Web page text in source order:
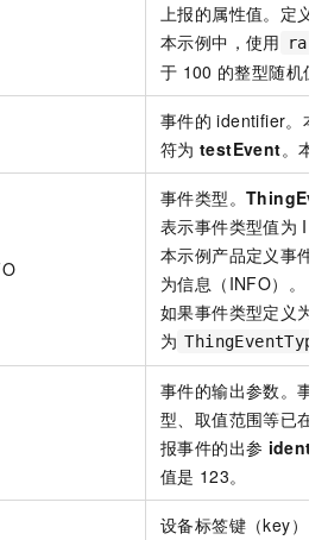
上报的属性值。定义
本示例中，使用
于 100 的整型随机值
事件的 identifier。本
符为 testEvent。本
事件类型。
表示事件类型值为
本示例产品定义事件
为信息（INFO）。
如果事件类型定义为
为
事件的输出参数。事
型、取值范围等已在
报事件的出参
值是 123。
设备标签键（key）